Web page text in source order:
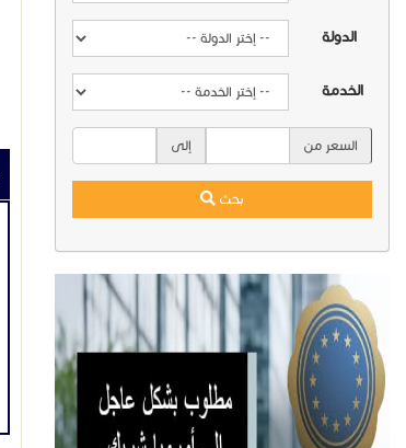
الدولة
الخدمة
السعر من إلى
بحث